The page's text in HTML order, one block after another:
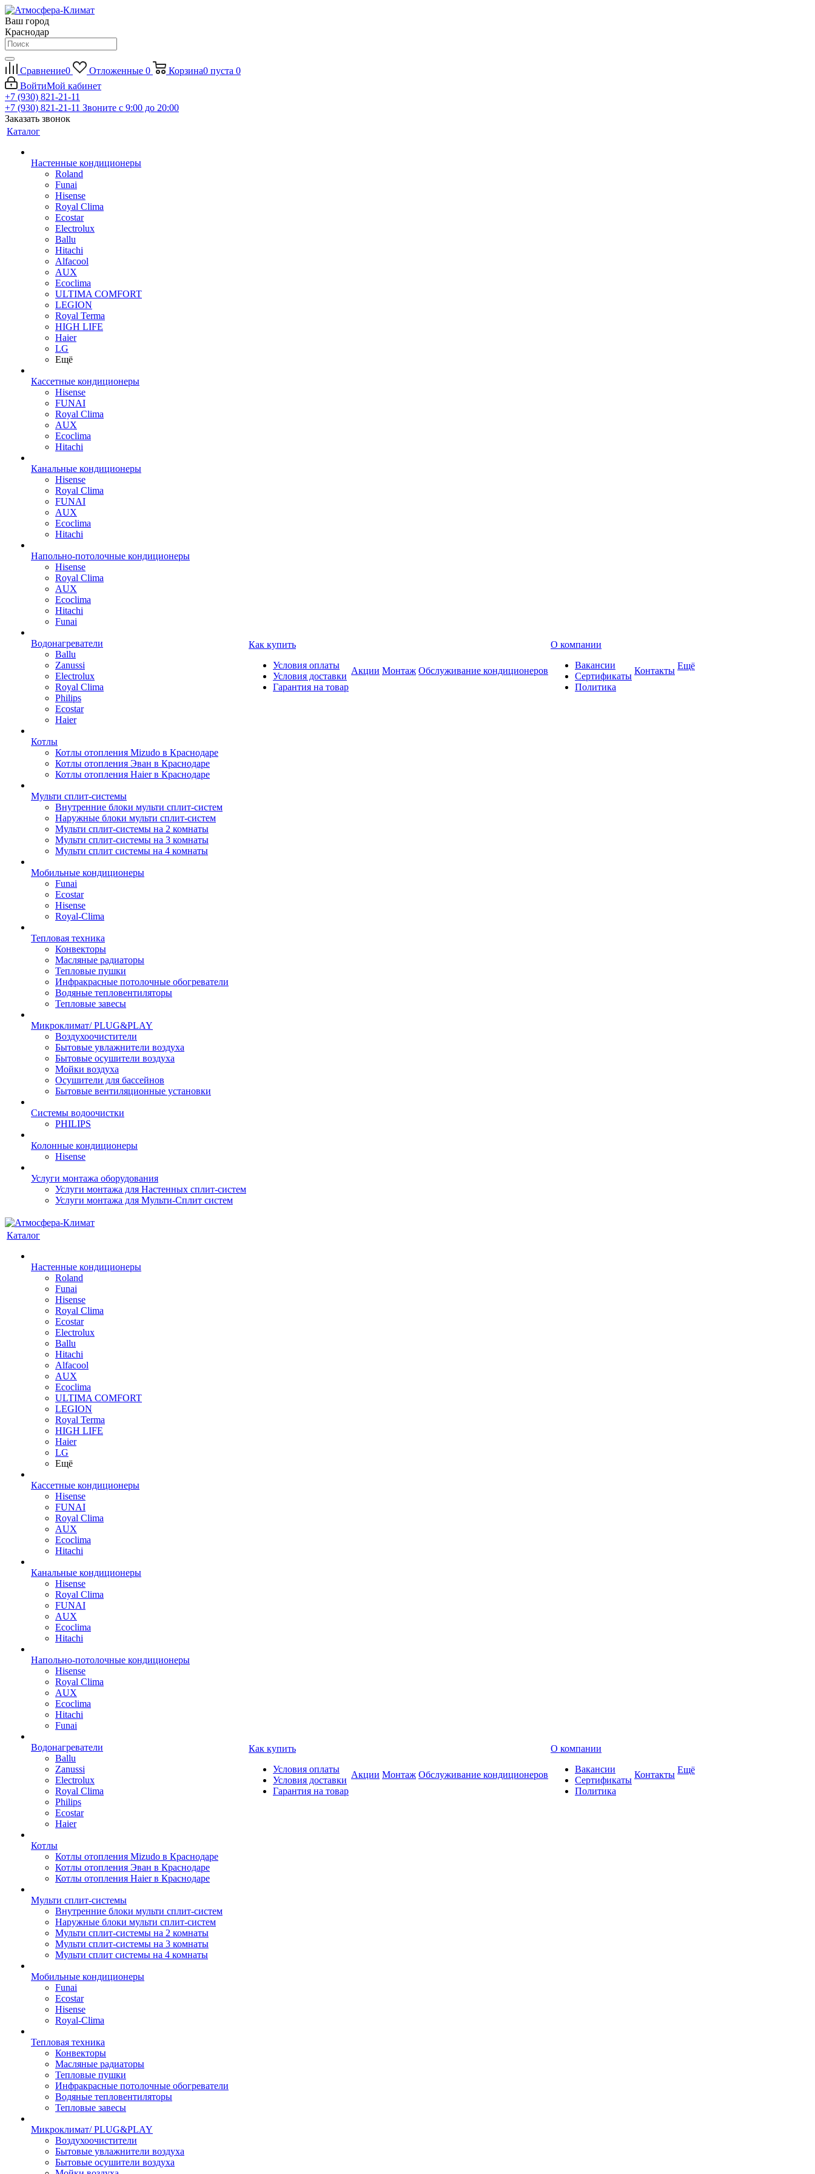
Ваш город
Краснодар
Сравнение0 Отложенные 0 Корзина0 пуста 0
ВойтиМой кабинет
+7 (930) 821-21-11
+7 (930) 821-21-11 Звоните с 9:00 до 20:00
Заказать звонок
Каталог
Настенные кондиционеры
Roland
Funai
Hisense
Royal Clima
Ecostar
Electrolux
Ballu
Hitachi
Alfacool
AUX
Ecoclima
ULTIMA COMFORT
LEGION
Royal Terma
HIGH LIFE
Haier
LG
Ещё
Кассетные кондиционеры
Hisense
FUNAI
Royal Clima
AUX
Ecoclima
Hitachi
Канальные кондиционеры
Hisense
Royal Clima
FUNAI
AUX
Ecoclima
Hitachi
Напольно-потолочные кондиционеры
Hisense
Royal Clima
AUX
Ecoclima
Hitachi
Funai
Водонагреватели
Ballu
Zanussi
Electrolux
Royal Clima
Philips
Ecostar
Haier
Котлы
Котлы отопления Mizudo в Краснодаре
Котлы отопления Эван в Краснодаре
Котлы отопления Haier в Краснодаре
Мульти сплит-системы
Внутренние блоки мульти сплит-систем
Наружные блоки мульти сплит-систем
Мульти сплит-системы на 2 комнаты
Мульти сплит-системы на 3 комнаты
Мульти сплит системы на 4 комнаты
Мобильные кондиционеры
Funai
Ecostar
Hisense
Royal-Clima
Тепловая техника
Конвекторы
Масляные радиаторы
Тепловые пушки
Инфракрасные потолочные обогреватели
Водяные тепловентиляторы
Тепловые завесы
Микроклимат/ PLUG&PLAY
Воздухоочистители
Бытовые увлажнители воздуха
Бытовые осушители воздуха
Мойки воздуха
Осушители для бассейнов
Бытовые вентиляционные установки
Системы водоочистки
PHILIPS
Колонные кондиционеры
Hisense
Услуги монтажа оборудования
Услуги монтажа для Настенных сплит-систем
Услуги монтажа для Мульти-Сплит систем
Как купить
Условия оплаты
Условия доставки
Гарантия на товар
Акции Монтаж Обслуживание кондиционеров
О компании
Вакансии
Сертификаты
Политика
Контакты Ещё
Каталог
Настенные кондиционеры
Roland
Funai
Hisense
Royal Clima
Ecostar
Electrolux
Ballu
Hitachi
Alfacool
AUX
Ecoclima
ULTIMA COMFORT
LEGION
Royal Terma
HIGH LIFE
Haier
LG
Ещё
Кассетные кондиционеры
Hisense
FUNAI
Royal Clima
AUX
Ecoclima
Hitachi
Канальные кондиционеры
Hisense
Royal Clima
FUNAI
AUX
Ecoclima
Hitachi
Напольно-потолочные кондиционеры
Hisense
Royal Clima
AUX
Ecoclima
Hitachi
Funai
Водонагреватели
Ballu
Zanussi
Electrolux
Royal Clima
Philips
Ecostar
Haier
Котлы
Котлы отопления Mizudo в Краснодаре
Котлы отопления Эван в Краснодаре
Котлы отопления Haier в Краснодаре
Мульти сплит-системы
Внутренние блоки мульти сплит-систем
Наружные блоки мульти сплит-систем
Мульти сплит-системы на 2 комнаты
Мульти сплит-системы на 3 комнаты
Мульти сплит системы на 4 комнаты
Мобильные кондиционеры
Funai
Ecostar
Hisense
Royal-Clima
Тепловая техника
Конвекторы
Масляные радиаторы
Тепловые пушки
Инфракрасные потолочные обогреватели
Водяные тепловентиляторы
Тепловые завесы
Микроклимат/ PLUG&PLAY
Воздухоочистители
Бытовые увлажнители воздуха
Бытовые осушители воздуха
Как купить
Условия оплаты
Условия доставки
Гарантия на товар
Акции Монтаж Обслуживание кондиционеров
О компании
Вакансии
Сертификаты
Политика
Контакты Ещё